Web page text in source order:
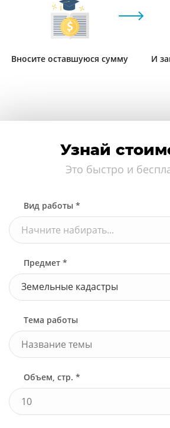
Вносите оставшуюся сумму
И
Узнай
Это быстро и
Вид работы *
Начните набирать...
Предмет *
Земельные кадастры
Тема работы
Объем, стр. *